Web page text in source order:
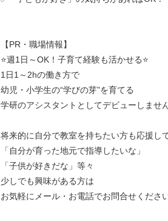
【PR・職場情報】
⭐週1日～OK！子育て経験も活かせる⭐
1日1～2hの働き方で
幼児・小学生の“学びの芽”を育てる
学研のアシスタントとしてデビューしませ
将来的に自分で教室を持ちたい方も応援し
「自分が育った地元で指導したいな」
「子供が好きだな」等々
少しでも興味がある方は
お気軽にメール・お電話でお問合せください